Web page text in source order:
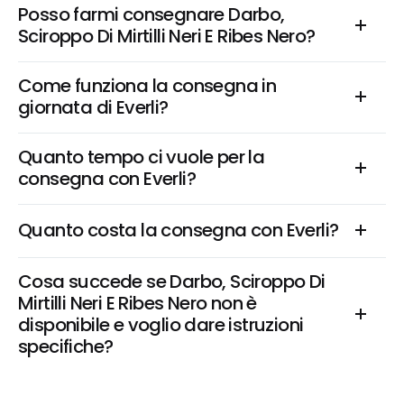
Posso farmi consegnare Darbo,
Sciroppo Di Mirtilli Neri E Ribes Nero?
Come funziona la consegna in
giornata di Everli?
Quanto tempo ci vuole per la
consegna con Everli?
Quanto costa la consegna con Everli?
Cosa succede se Darbo, Sciroppo Di
Mirtilli Neri E Ribes Nero non è
disponibile e voglio dare istruzioni
specifiche?